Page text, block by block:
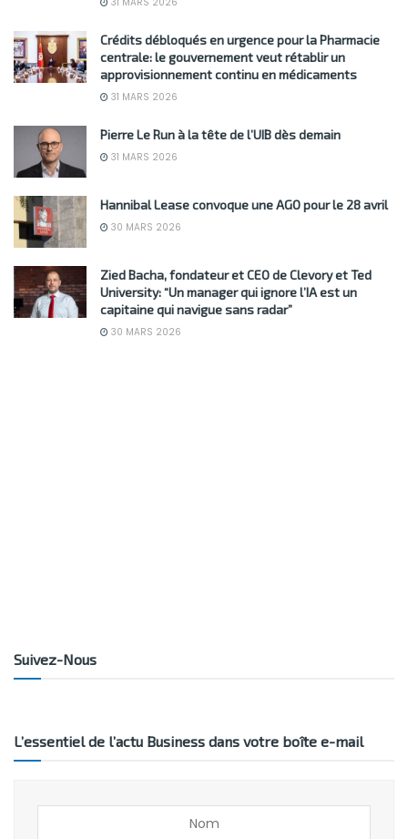
Crédits débloqués en urgence pour la Pharmacie
centrale: le gouvernement veut rétablir un
approvisionnement continu en médicaments
31 MARS 2026
Pierre Le Run à la tête de l’UIB dès demain
31 MARS 2026
Hannibal Lease convoque une AGO pour le 28 avril
30 MARS 2026
Zied Bacha, fondateur et CEO de Clevory et Ted
University: “Un manager qui ignore l’IA est un
capitaine qui navigue sans radar”
30 MARS 2026
Suivez-Nous
L’essentiel de l’actu Business dans votre boîte e-mail